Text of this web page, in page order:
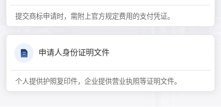
提交商标申请时，需附上官方规定费用的支付凭证。
申请人身份证明文件
个人提供护照复印件，企业提供营业执照等证明文件。